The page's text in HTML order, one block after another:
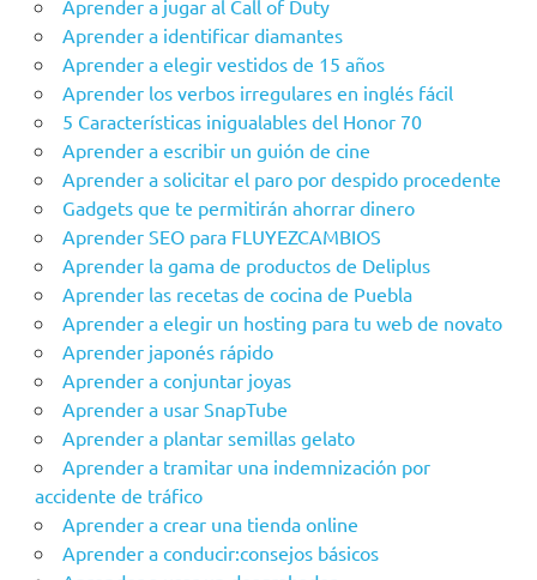
Aprender a jugar al Call of Duty
Aprender a identificar diamantes
Aprender a elegir vestidos de 15 años
Aprender los verbos irregulares en inglés fácil
5 Características inigualables del Honor 70
Aprender a escribir un guión de cine
Aprender a solicitar el paro por despido procedente
Gadgets que te permitirán ahorrar dinero
Aprender SEO para FLUYEZCAMBIOS
Aprender la gama de productos de Deliplus
Aprender las recetas de cocina de Puebla
Aprender a elegir un hosting para tu web de novato
Aprender japonés rápido
Aprender a conjuntar joyas
Aprender a usar SnapTube
Aprender a plantar semillas gelato
Aprender a tramitar una indemnización por
accidente de tráfico
Aprender a crear una tienda online
Aprender a conducir:consejos básicos